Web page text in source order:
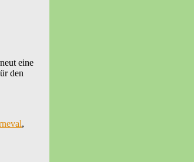
eine
den
,